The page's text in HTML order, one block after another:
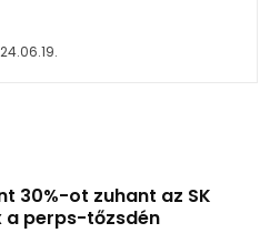
30%-ot zuhant az SK
a perps-tőzsdén